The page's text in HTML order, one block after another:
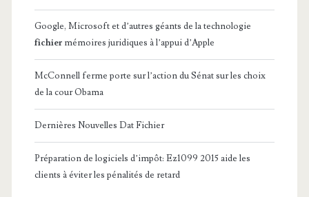
Google, Microsoft et d’autres géants de la technologie
fichier mémoires juridiques à l’appui d’Apple
McConnell ferme porte sur l’action du Sénat sur les choix
de la cour Obama
Dernières Nouvelles Dat Fichier
Préparation de logiciels d’impôt: Ez1099 2015 aide les
clients à éviter les pénalités de retard